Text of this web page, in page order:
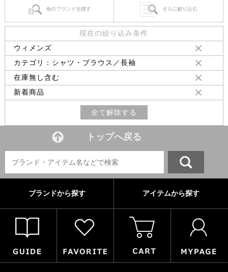
現在の絞り込み条件
ウィメンズ
カテゴリ：シャツ・ブラウス／長袖
在庫無し含む
新着商品
全て解除する
トップへ戻る
ブランドから探す アイテムから探す